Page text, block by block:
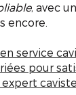
, avec
encore.
service
pour